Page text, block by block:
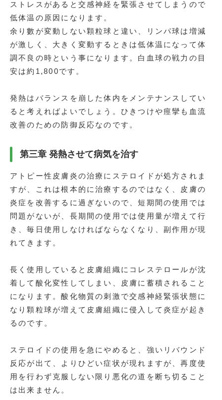
ストレスがあると交感神経を緊張させてしまうので
低体温の原因になります。
余り數が変動しない顆粒球と違い、リンパ球は増減
が激しく、大きく変動するときは低体温になって体
調不良の時という事になります。白血球の戦力の目
安は約1,800です。
発熱はバランスを崩した体内をメンテナンスしてい
ると考えればよいでしょう。ひきつけや痙攣も血流
改善のための防御反応なのです。
第三章 発熱させて病気を治す
アトピー性皮膚炎の治療にステロイドが処方されま
すが、これは根本的に治療するのではなく、皮膚の
炎症を改善するに過ぎないので、短期間の使用では
問題がないが、長期間の使用では使用量が増えて行
き、毎日使用しなければならなくなり、副作用が現
れてきます。
長く使用していると皮膚組織にコレステロールが沈
着して酸化変性してしまい、皮膚に蓄積されること
になります。酸化物質の刺激で交感神経緊張状態に
なり顆粒球が増えて皮膚組織に侵入して炎症が起き
るのです。
ステロイドの使用を急にやめると、強いリバウンド
反応が出て、よりひどい症状が現れますが、再度使
用を行わず克服しない限り悪化の道を断ち切ること
は出来ません。